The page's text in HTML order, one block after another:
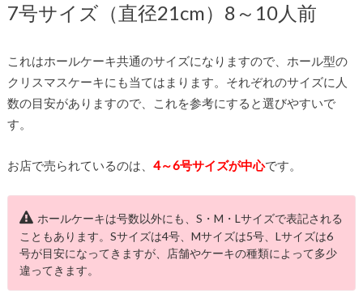
7号サイズ（直径21cm）8～10人前
これはホールケーキ共通のサイズになりますので、ホール型の
クリスマスケーキにも当てはまります。それぞれのサイズに人
数の目安がありますので、これを参考にすると選びやすいで
す。
お店で売られているのは、 4～6号サイズが中心です。
ホールケーキは号数以外にも、S・M・Lサイズで表記される
こともあります。Sサイズは4号、Mサイズは5号、Lサイズは6
号が目安になってきますが、店舗やケーキの種類によって多少
違ってきます。